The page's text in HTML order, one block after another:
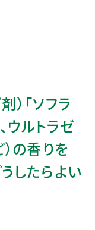
「ソフラ
ウルトラゼ
の香りを
したらよい